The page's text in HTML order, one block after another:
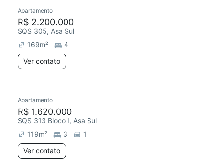
Apartamento
R$ 2.200.000
SQS 305, Asa Sul
169m²
4
Ver contato
Apartamento
R$ 1.620.000
SQS 313 Bloco I, Asa Sul
119m² 3
1
Ver contato